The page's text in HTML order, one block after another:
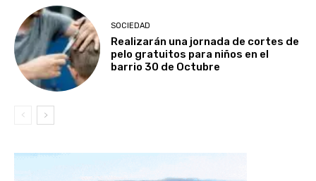
SOCIEDAD
Realizarán una jornada de cortes de
pelo gratuitos para niños en el
barrio 30 de Octubre